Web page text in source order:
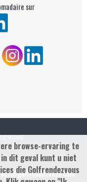
sur
vous
browse-ervaring te
dit geval kunt u niet
die Golfrendezvous